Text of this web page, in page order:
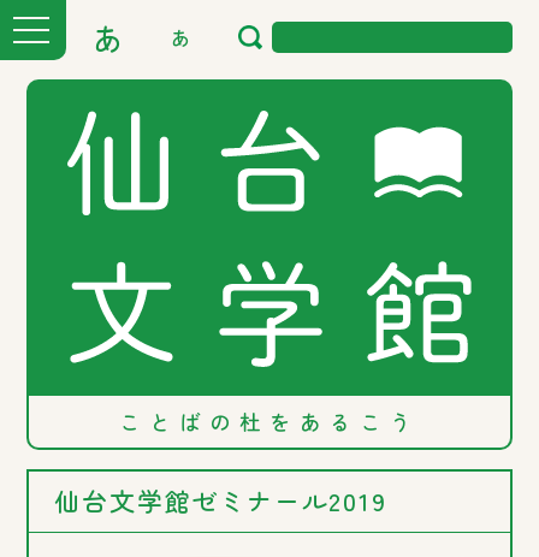
あ あ
ことばの 杜を あるこう
仙台文学館ゼミナール2019